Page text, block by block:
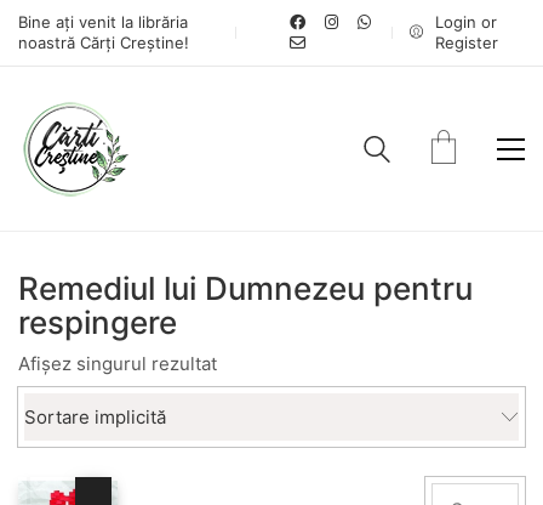
Bine ați venit la librăria
noastră Cărți Creștine!
Login or
Register
Remediul lui Dumnezeu pentru
respingere
Afișez singurul rezultat
Sortare implicită